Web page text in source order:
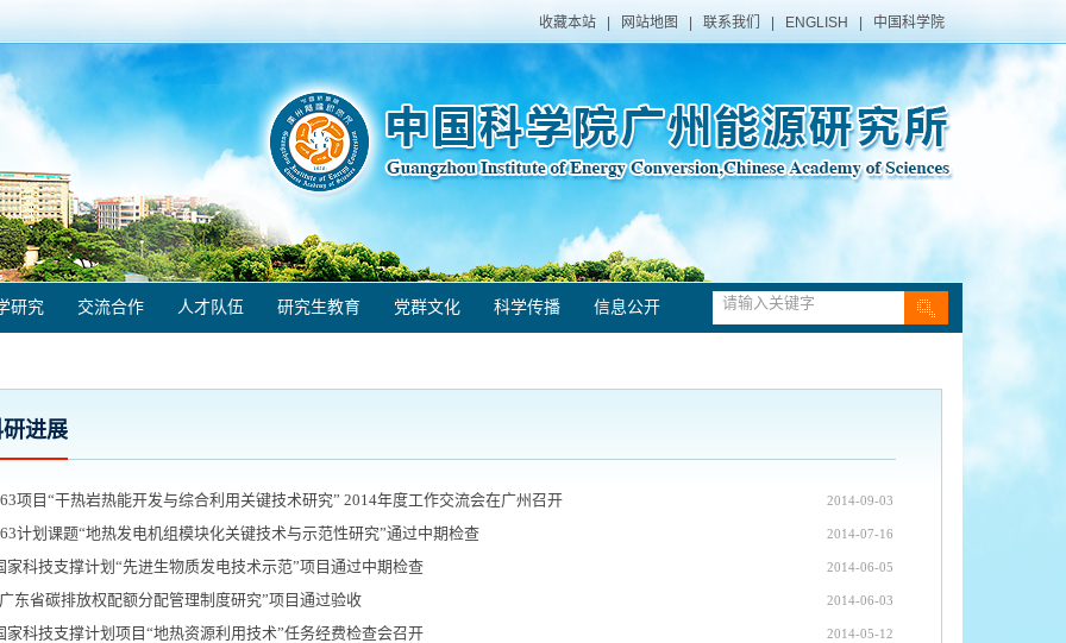
收藏本站 网站地图 联系我们 ENGLISH 中国科学院
研究 交流合作 人才队伍 研究生教育 党群文化 科学传播 信息公开
进展
2014-09-03
项目“干热岩热能开发与综合利用关键技术研究” 2014年度工作交流会在广州召开
2014-07-16
计划课题“地热发电机组模块化关键技术与示范性研究”通过中期检查
2014-06-05
家科技支撑计划“先进生物质发电技术示范”项目通过中期检查
2014-06-03
东省碳排放权配额分配管理制度研究”项目通过验收
2014-05-12
家科技支撑计划项目“地热资源利用技术”任务经费检查会召开